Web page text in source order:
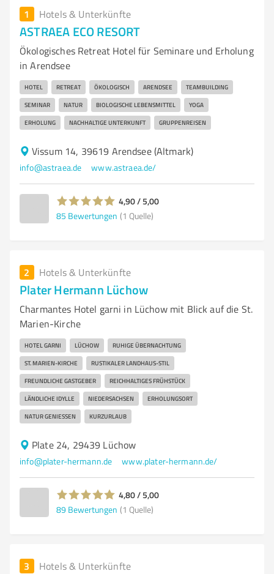
1 Hotels & Unterkünfte
ASTRAEA ECO RESORT
Ökologisches Retreat Hotel für Seminare und Erholung
in Arendsee
HOTEL RETREAT ÖKOLOGISCH ARENDSEE TEAMBUILDING
SEMINAR NATUR BIOLOGISCHE LEBENSMITTEL YOGA
ERHOLUNG NACHHALTIGE UNTERKUNFT GRUPPENREISEN
Vissum 14, 39619 Arendsee (Altmark)
info@astraea.de www.astraea.de/
4,90 / 5,00
85 Bewertungen (1 Quelle)
2 Hotels & Unterkünfte
Plater Hermann Lüchow
Charmantes Hotel garni in Lüchow mit Blick auf die St.
Marien-Kirche
HOTEL GARNI LÜCHOW RUHIGE ÜBERNACHTUNG
ST. MARIEN-KIRCHE RUSTIKALER LANDHAUS-STIL
FREUNDLICHE GASTGEBER REICHHALTIGES FRÜHSTÜCK
LÄNDLICHE IDYLLE NIEDERSACHSEN ERHOLUNGSORT
NATUR GENIESSEN KURZURLAUB
Plate 24, 29439 Lüchow
info@plater-hermann.de www.plater-hermann.de/
4,80 / 5,00
89 Bewertungen (1 Quelle)
3 Hotels & Unterkünfte